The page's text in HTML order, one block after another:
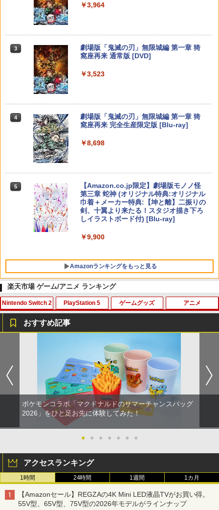
ニンテンドープリペイド番号 9000円|オ
￥9,000
ニンテンドープリペイド番号 5000円|オ
ンラインコード版
【純正品】DualSense ワイヤレスコン
【純正品】DualSense ワイヤレスコン
￥10,737
【純正品】Xbox ワイヤレス コントロー
￥7,681
B-C ケーブル
ラー (カーボンブラック)
￥3,964
3
劇場版「鬼滅の刃」無限城編 第一章 猗
窩座再来 通常版 [DVD]
￥3,523
4
劇場版「鬼滅の刃」無限城編 第一章 猗
窩座再来 完全生産限定版 [Blu-ray]
￥8,698
5
【Amazon.co.jp限定】劇場版モノノ怪
第三章 蛇神 (オリジナル特典:オリジナル
巾着＋メーカー特典:【坤と離】二振りの
剣、十翼より来たる！スタジオ描き下ろ
しイラストボード付) [Blu-ray]
￥9,900
Amazonランキングをもっと見る
楽天市場 ゲーム/アニメ ランキング
Nintendo Switch 2
PlayVital 新型Switch2対応 親指グリッ
プキャップ 4個セット ジョイコン対応シ
リコン素材 快適フィット スイッチ2対応
滑り止めスティックカバー
￥990
ィルム switch2 フィルム Switch2 ガラ
スフィルム スイッチ2 フィルム ガイド
アクセサリー Nintendo Switch2 ケース
可 透明 ブルーライト カット 99％ FIRM
PlayStation 5
PS5 縦置きスタンド PlayStation5 / PS5
Slim / PS5 Pro 用 縦置き スタンド 円形
安定感UP ブラック ブルー シルバー グ
レー ゲームアクセサリー ◇ALW-P5216
【メール便】 | プレーステーション プレ
イステーション プレステ プレステ5 プレ
イステーション5 スタンド 収納
￥1,380
￥3,779
ゲームグッズ アニメ
【中古】 この世界の片隅に ブックレッ
ト付 / 片渕須直 / バンダイビジュアル [Bl
u-ray]【メール便送料無料】【最短翌日
配達対応】
￥1,243
￥5,780
3
「多聞くん今どっち!?」3【Blu-ray】 [
師走ゆき ]
おすすめ記事
ポケモンコラボ「マクドナルドのサマーチャンスバッグ
2026」をひと足お先に体験してみた！
● ● ● ● ● ● ●
アクセスランキング
1時間 24時間 1週間 1カ月
【Amazonセール】REGZAの4K Mini LED液晶TVがお買い得。
55V型、65V型、75V型の2026年モデルがラインナップ